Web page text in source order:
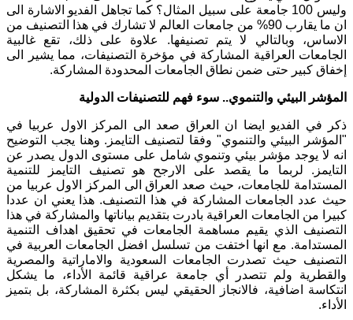
وليس 100 جامعة على سبيل المثال؟ كما تجاهل الفديو الاشارة الى
ان ما يقارب 90% من جامعات العالم لا تشارك في هذا التصنيف من
الاساس، وبالتالي لا يتم تصنيفها. علاوة على ذلك، تقع غالبية
الجامعات العراقية المشاركة في مؤخرة التصنيفات، مما يشير الى
إخفاق كبير حتى ضمن نطاق الجامعات المحدودة المشاركة.
المؤشر البيئي والتنموي.. سوء فهم للتصنيفات الدولية
ذكر في الفديو ايضا ان العراق صعد الى المركز الاول عربيا في
"المؤشر البيئي والتنموي" وفقا لتصنيف التايمز. وهنا يجب التوضيح
انه لا يوجد مؤشر بيئي وتنموي شامل على مستوى الدول يصدر عن
التايمز. لربما ما يقصد على الارجح هو تصنيف التايمز للتنمية
المستدامة للجامعات، حيث صعد العراق الى المركز الاول عربيا من
حيث عدد الجامعات المشاركة في هذا التصنيف. هذا يعني ان عددا
كبيرا من الجامعات العراقية بادرت بتقديم بياناتها والمشاركة في هذا
التصنيف الذي يقيم مساهمة الجامعات في تحقيق اهداف التنمية
المستدامة. مع انها اختفت من تسلسل افضل الجامعات العربية في
التصنيف حيث تصدرت الجامعات السعودية والاماراتية والمصرية
والقطرية ولم تتصدر أي جامعة عراقية قائمة الأداء، ما يشكل
انتكاسة اضافية، فالانجاز الحقيقي ليس بكثرة المشاركة، بل بتميز
الأداء.